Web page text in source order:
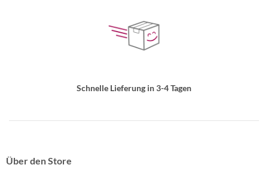
Schnelle Lieferung in 3-4 Tagen
Über den Store